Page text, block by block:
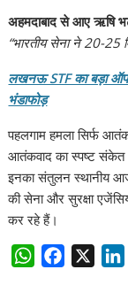
अहमदाबाद से आए ऋषि
“भारतीय सेना ने 20-
लखनऊ STF का बड़ा
भंडाफोड़
पहलगाम हमला सिर्फ
आतंकवाद का स्पष्ट संकेत
इनका संतुलन स्थानीय
की सेना और सुरक्षा
कर रहे हैं।
W